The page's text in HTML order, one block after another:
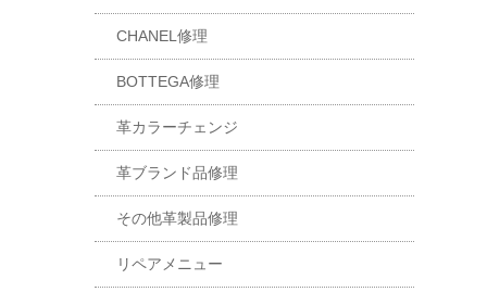
CHANEL修理
BOTTEGA修理
革カラーチェンジ
革ブランド品修理
その他革製品修理
リペアメニュー